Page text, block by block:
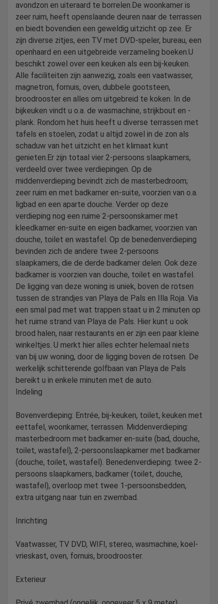
avondzon en uiteraard te borrelen.De woonkamer is
zeer ruim, heeft openslaande deuren naar de terrassen
en biedt bovendien een geweldig uitzicht op zee. Er
zijn diverse zitjes, een TV met DVD-speler, bureau, een
openhaard en een uitgebreide verzameling boeken.U
beschikt zowel over een keuken als een bij-keuken.
Alle faciliteiten zijn aanwezig, zoals een vaatwasser,
magnetron, fornuis, oven, dubbele gootsteen,
broodrooster en alles om uitgebreid te koken. In de
bijkeuken vindt u o.a. de wasmachine, strijkbout en -
plank. Rondom het huis heeft u diverse terrassen met
tafels en stoelen, zodat u altijd zowel in de zon als
schaduw van het uitzicht en het klimaat kunt
genieten.Er zijn totaal vier 2-persoons slaapkamers,
verdeeld over twee verdiepingen. Op de
middenverdieping bevindt zich de masterbedroom;
zeer ruim en met badkamer en-suite, voorzien van o.a.
ligbad en een aparte douche. Verder op deze
verdieping nog een ruime 2-persoonskamer met
kleedkamer en-suite en eigen badkamer, voorzien van
douche, toilet en wastafel. Op de benedenverdieping
bevinden zich de andere twee 2-persoons
slaapkamers, die de derde badkamer delen. Ook deze
badkamer is voorzien van douche, toilet en wastafel.
De ligging van deze woning is uniek, boven de rotsen
tussen de strandjes van Playa de Pals en Illa Roja. Via
een smal pad met wat trappen staat u in 2 minuten op
het ruime strand van Playa de Pals. Hier kunt u ook
brood halen, naar restaurants en er zijn een paar kleine
winkeltjes. U merkt hier alles echter helemaal niets
van bij uw woning, door de ligging boven de rotsen. De
werkelijk schitterende golfbaan van Playa de Pals
bereikt u in enkele minuten met de auto.
Indeling
Bovenverdieping: Entrée, bij-keuken, toilet, keuken met
eettafel, woonkamer, terrassen. Middenverdieping:
masterbedroom met badkamer en-suite (bad, douche,
toilet, wastafel), 2-persoonslaapkamer met badkamer
(douche, toilet, wastafel). Benedenverdieping: twee 2-
persoons slaapkamers, badkamer (toilet, douche,
wastafel), overloop met twee 1-persoonsbedden,
extra uitgang naar tuin en zwembad.
Inrichting
Vaatwasser, TV DVD, WIFI, stereo, wasmachine, koel-
vrieskast, oven, fornuis, broodrooster.
Exterieur